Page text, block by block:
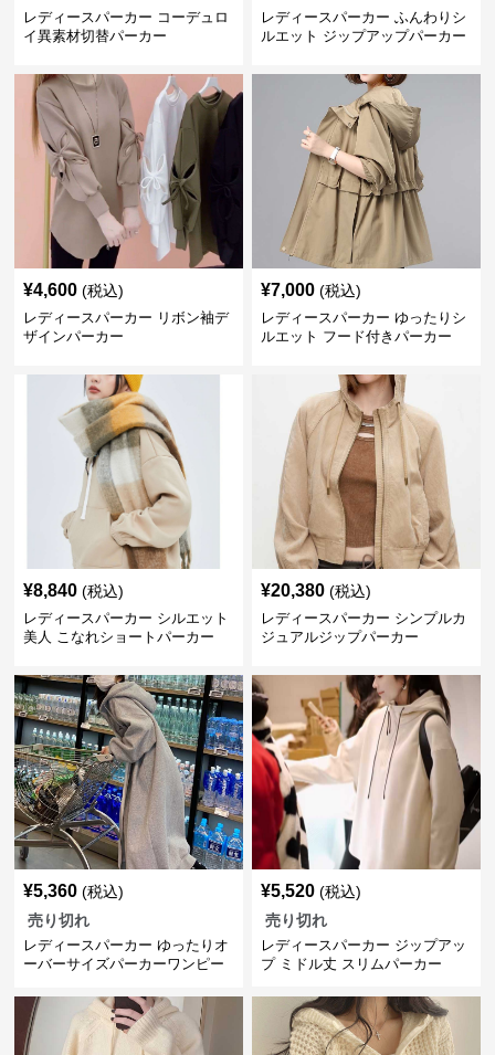
レディースパーカー コーデュロ
イ異素材切替パーカー
レディースパーカー ふんわりシ
ルエット ジップアップパーカー
¥4,600 (税込)
レディースパーカー リボン袖デ
ザインパーカー
¥7,000 (税込)
レディースパーカー ゆったりシ
ルエット フード付きパーカー
¥8,840 (税込)
レディースパーカー シルエット
美人 こなれショートパーカー
¥20,380 (税込)
レディースパーカー シンプルカ
ジュアルジップパーカー
¥5,360 (税込)
売り切れ
レディースパーカー ゆったりオ
ーバーサイズパーカーワンピー
¥5,520 (税込)
売り切れ
レディースパーカー ジップアッ
プ ミドル丈 スリムパーカー